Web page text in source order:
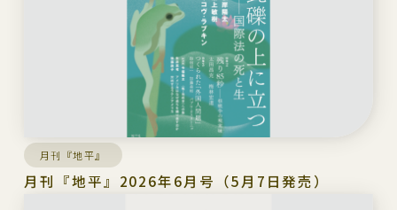
月刊『地平』
月刊『地平』2026年6月号（5月7日発売）